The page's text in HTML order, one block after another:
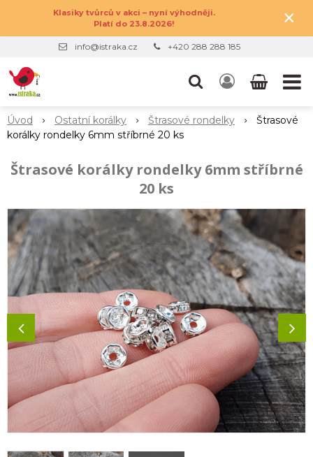
Klasiky tvůrců v akci – nyní výhodněji.
Platí do 23.8.2026!
×
info@istraka.cz +420 288 288 185
Úvod Ostatní korálky Štrasové rondelky
Štrasové
korálky rondelky 6mm stříbrné 20 ks
Štrasové korálky rondelky 6mm stříbrné
20 ks